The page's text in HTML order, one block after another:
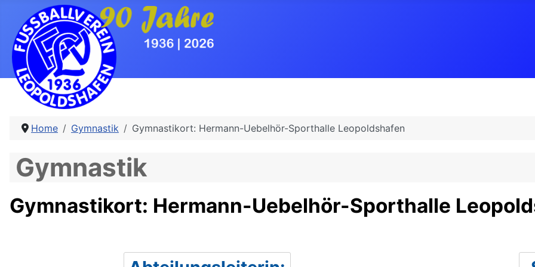
Home Gymnastik Gymnastikort: Hermann-Uebelhör-Sporthalle Leopoldshafen
Gymnastik
Gymnastikort: Hermann-Uebelhör-Sporthalle